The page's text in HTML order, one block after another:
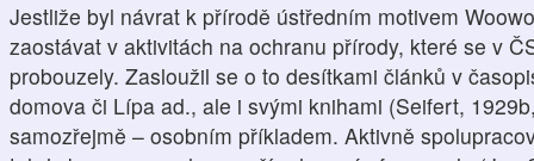
Jestliže byl návrat k přírodě ústředním motivem
zaostávat v aktivitách na ochranu přírody, které se v
probouzely. Zasloužil se o to desítkami článků v
domova či Lípa ad., ale i svými knihami (Seifert,
samozřejmě – osobním příkladem. Aktivně